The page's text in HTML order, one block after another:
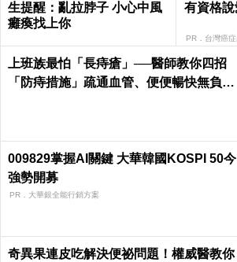
生提醒：亂拉脖子 小心中風
癱瘓找上你
有資格說
PR．台灣癌
上班族最怕「長痔瘡」──醫師教你四招
「防痔措施」疏通血管、便便暢快無負擔
009829掌握AI關鍵 大華韓國KOSPI 50今
強勢開募
PR．大華銀全能行銷方案
奇異果連皮吃解決便祕問題！權威醫教你